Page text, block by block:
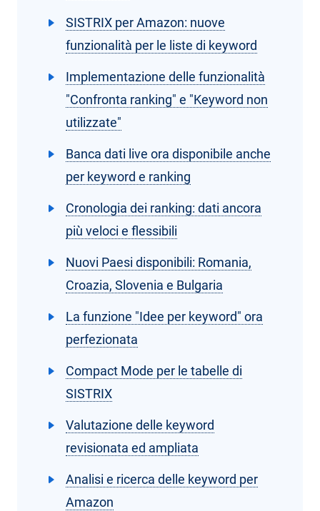
SISTRIX per Amazon: nuove
funzionalità per le liste di keyword
Implementazione delle funzionalità
"Confronta ranking" e "Keyword non
utilizzate"
Banca dati live ora disponibile anche
per keyword e ranking
Cronologia dei ranking: dati ancora
più veloci e flessibili
Nuovi Paesi disponibili: Romania,
Croazia, Slovenia e Bulgaria
La funzione "Idee per keyword" ora
perfezionata
Compact Mode per le tabelle di
SISTRIX
Valutazione delle keyword
revisionata ed ampliata
Analisi e ricerca delle keyword per
Amazon